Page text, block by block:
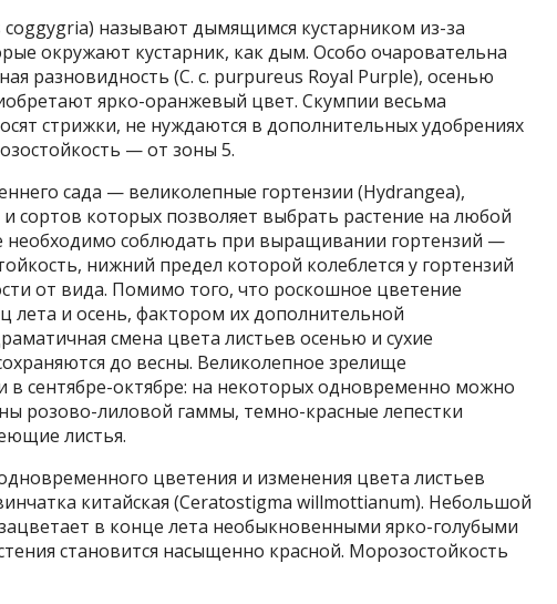
называют дымящимся кустарником из-за
окружают кустарник, как дым. Особо очаровательна
разновидность (C. c. purpureus Royal Purple), осенью
ярко-оранжевый цвет. Скумпии весьма
стрижки, не нуждаются в дополнительных удобрениях
— от зоны 5.
сада — великолепные гортензии (Hydrangea),
сортов которых позволяет выбрать растение на любой
необходимо соблюдать при выращивании гортензий —
нижний предел которой колеблется у гортензий
от вида. Помимо того, что роскошное цветение
лета и осень, фактором их дополнительной
смена цвета листьев осенью и сухие
до весны. Великолепное зрелище
в сентябре-октябре: на некоторых одновременно можно
розово-лиловой гаммы, темно-красные лепестки
листья.
цветения и изменения цвета листьев
китайская (Ceratostigma willmottianum). Небольшой
в конце лета необыкновенными ярко-голубыми
становится насыщенно красной. Морозостойкость